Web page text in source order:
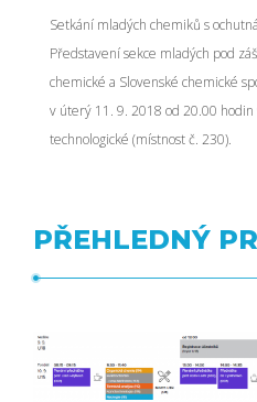
Setkání mladých chemiků s
Představení sekce mladých pod
chemické a Slovenské chemické
v úterý 11. 9. 2018 od 20.00
technologické (místnost č. 230).
PŘEHLEDNÝ